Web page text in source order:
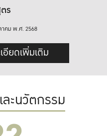
ร
คม พ.ศ. 2568
อียดเพิ่มเติม
ะนวัตกรรม